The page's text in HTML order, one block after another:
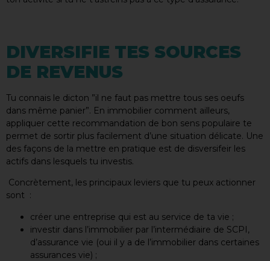
DIVERSIFIE TES SOURCES
DE REVENUS
Tu connais le dicton ”il ne faut pas mettre tous ses oeufs
dans même panier”. En immobilier comment ailleurs,
appliquer cette recommandation de bon sens populaire te
permet de sortir plus facilement d’une situation délicate. Une
des façons de la mettre en pratique est de disversifeir les
actifs dans lesquels tu investis.
Concrètement, les principaux leviers que tu peux actionner
sont :
créer une entreprise qui est au service de ta vie ;
investir dans l’immobilier par l’intermédiaire de SCPI,
d’assurance vie (oui il y a de l’immobilier dans certaines
assurances vie) ;